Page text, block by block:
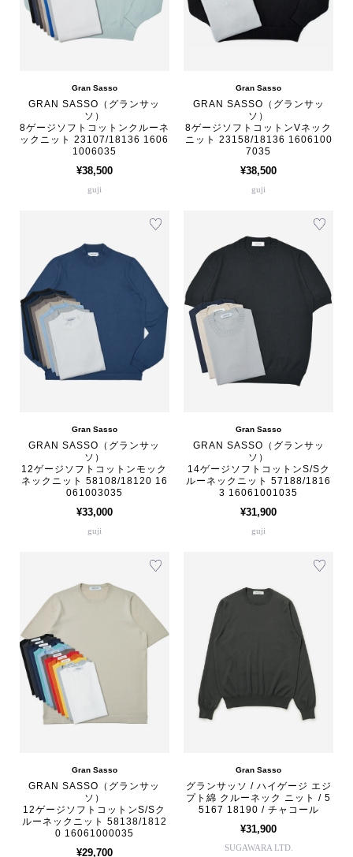
Gran Sasso
GRAN SASSO（グランサッ
ソ）
8ゲージソフトコットンクルーネ
ックニット 23107/18136 1606
1006035
¥38,500
guji
Gran Sasso
GRAN SASSO（グランサッ
ソ）
8ゲージソフトコットンVネック
ニット 23158/18136 1606100
7035
¥38,500
guji
Gran Sasso
GRAN SASSO（グランサッ
ソ）
12ゲージソフトコットンモック
ネックニット 58108/18120 16
061003035
¥33,000
guji
Gran Sasso
GRAN SASSO（グランサッ
ソ）
14ゲージソフトコットンS/Sク
ルーネックニット 57188/1816
3 16061001035
¥31,900
guji
Gran Sasso
GRAN SASSO（グランサッ
ソ）
12ゲージソフトコットンS/Sク
ルーネックニット 58138/1812
0 16061000035
¥29,700
Gran Sasso
グランサッソ / ハイゲージ エジ
プト綿 クルーネック ニット / 5
5167 18190 / チャコール
¥31,900
SUGAWARA LTD.